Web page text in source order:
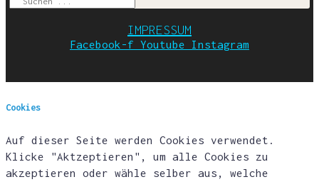
IMPRESSUM
Facebook-f Youtube Instagram
Cookies
Auf dieser Seite werden Cookies verwendet.
Klicke "Aktzeptieren", um alle Cookies zu
akzeptieren oder wähle selber aus, welche